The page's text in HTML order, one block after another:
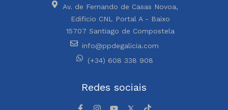
Av. de Fernando de Casas Novoa,
Edificio CNL Portal A - Baixo
15707 Santiago de Compostela
info@ppdegalicia.com
(+34) 608 338 908
Redes sociais